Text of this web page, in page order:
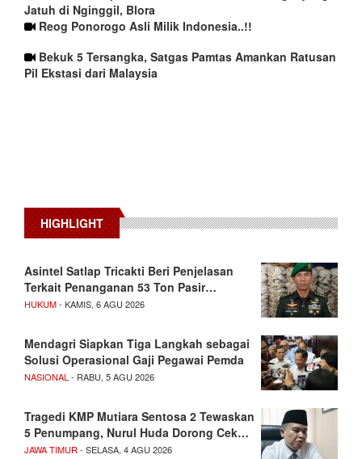
Jatuh di Nginggil, Blora
Reog Ponorogo Asli Milik Indonesia..!!
Bekuk 5 Tersangka, Satgas Pamtas Amankan Ratusan
Pil Ekstasi dari Malaysia
HIGHLIGHT
Asintel Satlap Tricakti Beri Penjelasan
Terkait Penanganan 53 Ton Pasir…
HUKUM- KAMIS, 6 AGU 2026
Mendagri Siapkan Tiga Langkah sebagai
Solusi Operasional Gaji Pegawai Pemda
NASIONAL - RABU, 5 AGU 2026
Tragedi KMP Mutiara Sentosa 2 Tewaskan
5 Penumpang, Nurul Huda Dorong Cek…
JAWA TIMUR - SELASA, 4 AGU 2026